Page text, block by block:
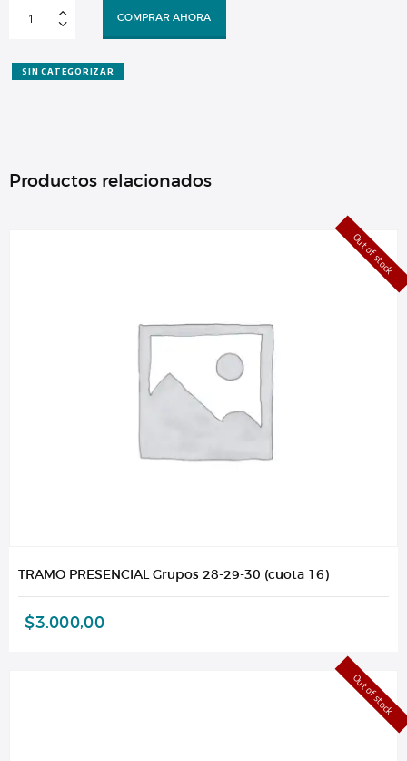
INGLES
CUOTA
cantidad
COMPRAR AHORA
SIN CATEGORIZAR
Productos relacionados
Out of stock
TRAMO PRESENCIAL Grupos 28-29-30 (cuota 16)
$3.000,00
Out of stock